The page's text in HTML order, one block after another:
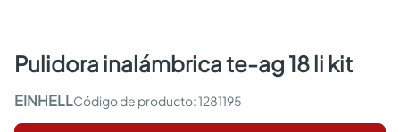
pulidora inalámbrica te-ag 18 li kit
EINHELL :1281195